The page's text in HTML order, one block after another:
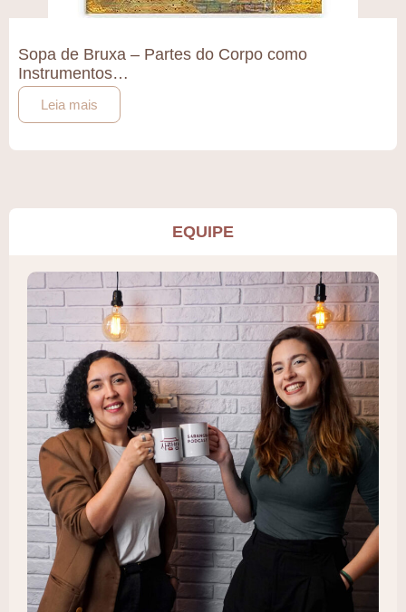
Sopa de Bruxa – Partes do Corpo como
Instrumentos…
Leia mais
EQUIPE